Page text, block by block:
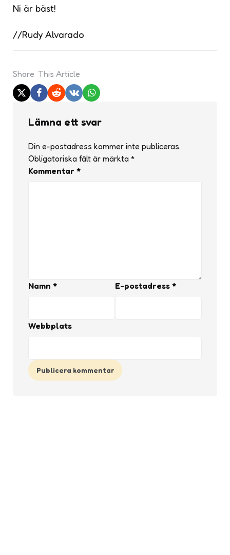
Ni är bäst!
//Rudy Alvarado
Share This Article
Lämna ett svar
Din e-postadress kommer inte publiceras.
Obligatoriska fält är märkta *
Kommentar *
Namn * E-postadress *
Webbplats